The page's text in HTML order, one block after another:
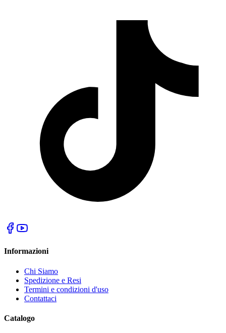
Informazioni
Chi Siamo
Spedizione e Resi
Termini e condizioni d'uso
Contattaci
Catalogo